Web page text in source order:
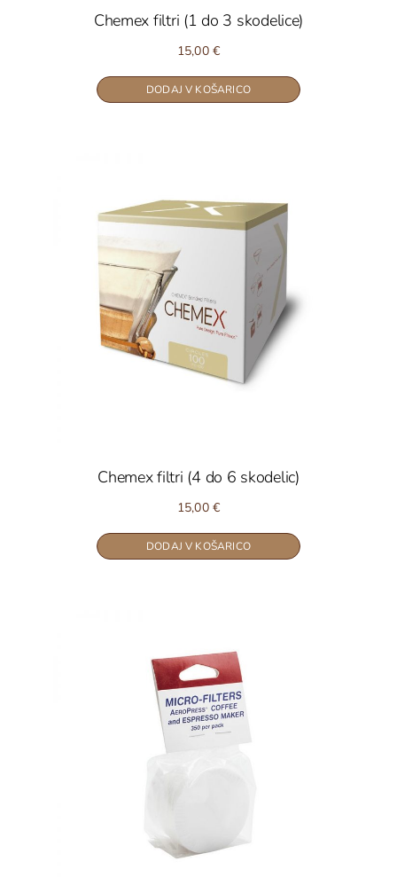
Chemex filtri (1 do 3 skodelice)
15,00€
DODAJ V KOŠARICO
Chemex filtri (4 do 6 skodelic)
15,00€
DODAJ V KOŠARICO